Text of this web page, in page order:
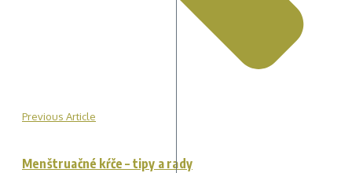
Previous Article
Menštruačné kŕče – tipy a rady